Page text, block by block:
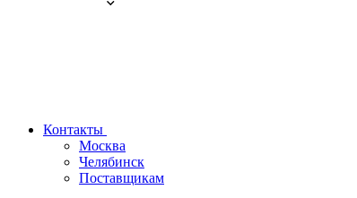
Контакты
Москва
Челябинск
Поставщикам